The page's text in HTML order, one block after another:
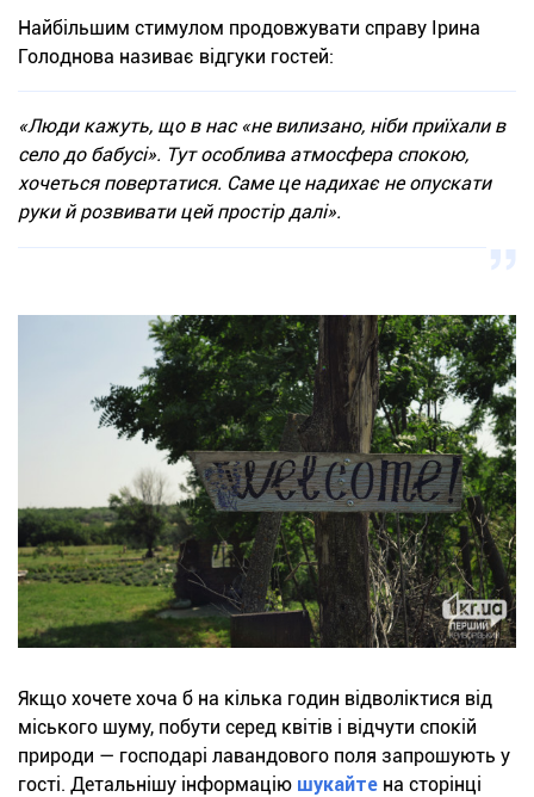
Найбільшим стимулом продовжувати справу Ірина
Голоднова називає відгуки гостей:
«Люди кажуть, що в нас «не вилизано, ніби приїхали в
село до бабусі». Тут особлива атмосфера спокою,
хочеться повертатися. Саме це надихає не опускати
руки й розвивати цей простір далі».
Якщо хочете хоча б на кілька годин відволіктися від
міського шуму, побути серед квітів і відчути спокій
природи — господарі лавандового поля запрошують у
гості. Детальнішу інформацію шукайте на сторінці